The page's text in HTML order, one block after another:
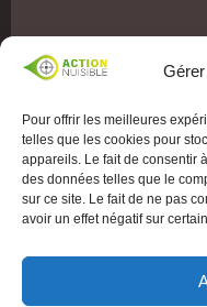
Pour offrir les meilleures
telles que les cookies pour
appareils. Le fait de consentir
des données telles que le
sur ce site. Le fait de ne pas
avoir un effet négatif sur